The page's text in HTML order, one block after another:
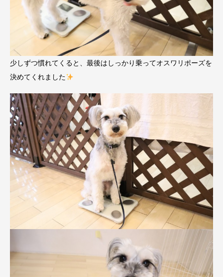
少しずつ慣れてくると、最後はしっかり乗ってオスワリポーズを
決めてくれました